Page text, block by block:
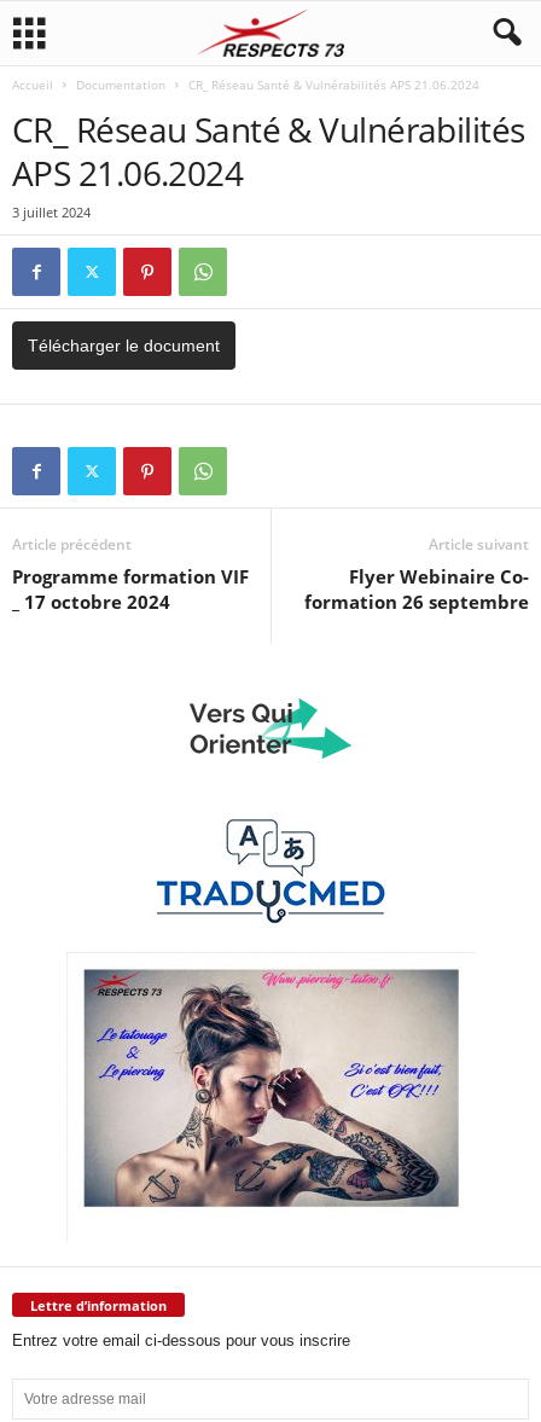
Accueil Documentation CR_ Réseau Santé & Vulnérabilités APS 21.06.2024
CR_ Réseau Santé & Vulnérabilités
APS 21.06.2024
3 juillet 2024
Télécharger le document
Article précédent
Programme formation VIF
_ 17 octobre 2024
Article suivant
Flyer Webinaire Co-
formation 26 septembre
Lettre d’information
Entrez votre email ci-dessous pour vous inscrire